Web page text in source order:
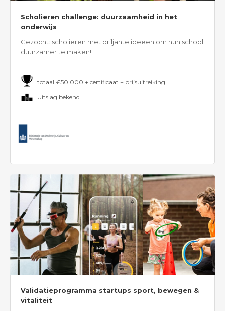
Scholieren challenge: duurzaamheid in het
onderwijs
Gezocht: scholieren met briljante ideeën om hun school
duurzamer te maken!
totaal €50.000 + certificaat + prijsuitreiking
Uitslag bekend
Validatieprogramma startups sport, bewegen &
vitaliteit